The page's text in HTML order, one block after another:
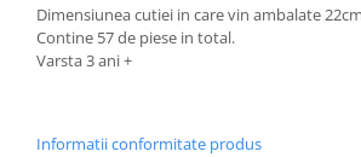
Dimensiunea cutiei in care vin ambalate
Contine 57 de piese in total.
Varsta 3 ani +
Informatii conformitate produs